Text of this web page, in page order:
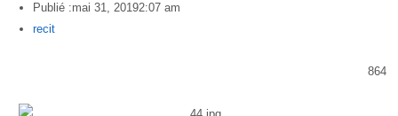
Publié :mai 31, 20192:07 am
Author
recit
864